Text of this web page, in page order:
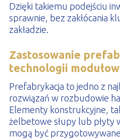
Dzięki takiemu podejściu
sprawnie, bez zakłócania
zakładzie.
Zastosowanie
technologii
Prefabrykacja to jedno z
rozwiązań w rozbudowie
Elementy konstrukcyjne,
żelbetowe słupy lub płyty
mogą być